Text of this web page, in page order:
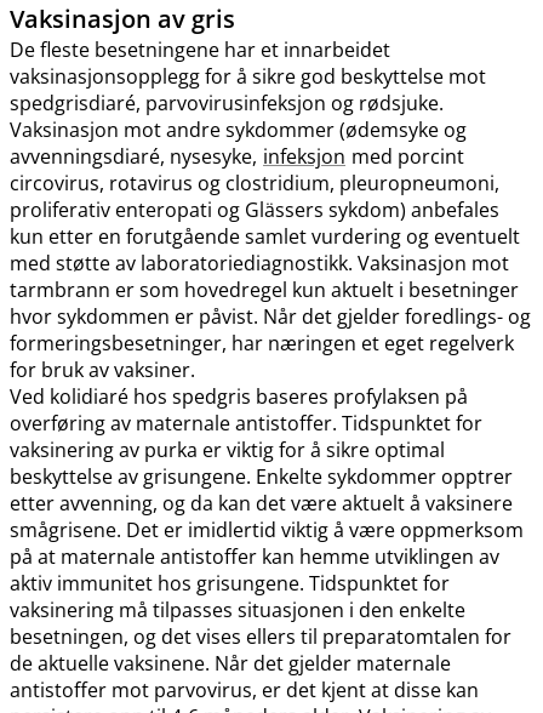
Vaksinasjon av gris
De fleste besetningene har et innarbeidet
vaksinasjonsopplegg for å sikre god beskyttelse mot
spedgrisdiaré, parvovirusinfeksjon og rødsjuke.
Vaksinasjon mot andre sykdommer (ødemsyke og
avvenningsdiaré, nysesyke, infeksjon med porcint
circovirus, rotavirus og clostridium, pleuropneumoni,
proliferativ enteropati og Glässers sykdom) anbefales
kun etter en forutgående samlet vurdering og eventuelt
med støtte av laboratoriediagnostikk. Vaksinasjon mot
tarmbrann er som hovedregel kun aktuelt i besetninger
hvor sykdommen er påvist. Når det gjelder foredlings- og
formeringsbesetninger, har næringen et eget regelverk
for bruk av vaksiner.
Ved kolidiaré hos spedgris baseres profylaksen på
overføring av maternale antistoffer. Tidspunktet for
vaksinering av purka er viktig for å sikre optimal
beskyttelse av grisungene. Enkelte sykdommer opptrer
etter avvenning, og da kan det være aktuelt å vaksinere
smågrisene. Det er imidlertid viktig å være oppmerksom
på at maternale antistoffer kan hemme utviklingen av
aktiv immunitet hos grisungene. Tidspunktet for
vaksinering må tilpasses situasjonen i den enkelte
besetningen, og det vises ellers til preparatomtalen for
de aktuelle vaksinene. Når det gjelder maternale
antistoffer mot parvovirus, er det kjent at disse kan